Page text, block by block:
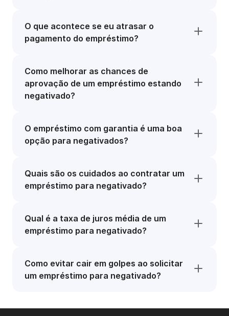
O que acontece se eu atrasar o
pagamento do empréstimo?
Como melhorar as chances de
aprovação de um empréstimo estando
negativado?
O empréstimo com garantia é uma boa
opção para negativados?
Quais são os cuidados ao contratar um
empréstimo para negativado?
Qual é a taxa de juros média de um
empréstimo para negativado?
Como evitar cair em golpes ao solicitar
um empréstimo para negativado?